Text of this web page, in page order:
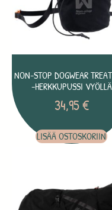
NON-STOP DOGWEAR
-HERKKUPUSSI VYÖLLÄ
34,95€
LISÄÄ OSTOSKORIIN